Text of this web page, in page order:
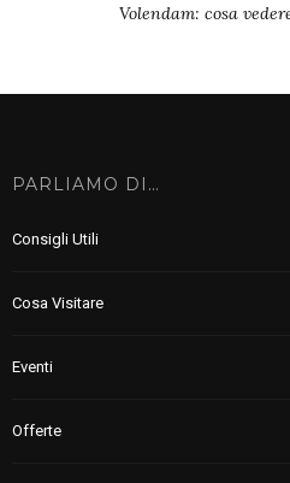
Volendam: cosa
PARLIAMO DI…
Consigli Utili
Cosa Visitare
Eventi
Offerte